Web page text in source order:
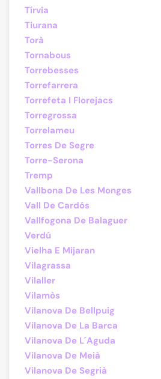
Tírvia
Tiurana
Torà
Tornabous
Torrebesses
Torrefarrera
Torrefeta I Florejacs
Torregrossa
Torrelameu
Torres De Segre
Torre-Serona
Tremp
Vallbona De Les Monges
Vall De Cardós
Vallfogona De Balaguer
Verdú
Vielha E Mijaran
Vilagrassa
Vilaller
Vilamòs
Vilanova De Bellpuig
Vilanova De La Barca
Vilanova De L´Aguda
Vilanova De Meià
Vilanova De Segrià